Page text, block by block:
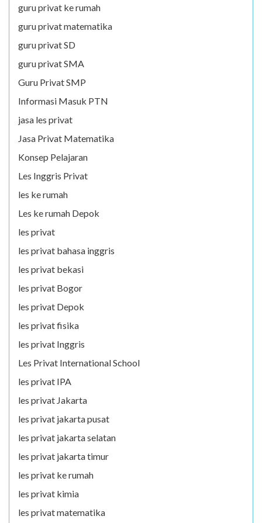
guru privat ke rumah
guru privat matematika
guru privat SD
guru privat SMA
Guru Privat SMP
Informasi Masuk PTN
jasa les privat
Jasa Privat Matematika
Konsep Pelajaran
Les Inggris Privat
les ke rumah
Les ke rumah Depok
les privat
les privat bahasa inggris
les privat bekasi
les privat Bogor
les privat Depok
les privat fisika
les privat Inggris
Les Privat International School
les privat IPA
les privat Jakarta
les privat jakarta pusat
les privat jakarta selatan
les privat jakarta timur
les privat ke rumah
les privat kimia
les privat matematika